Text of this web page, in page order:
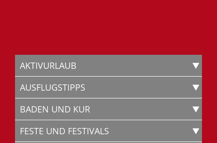
AKTIVURLAUB
AUSFLUGSTIPPS
BADEN UND KUR
FESTE UND FESTIVALS